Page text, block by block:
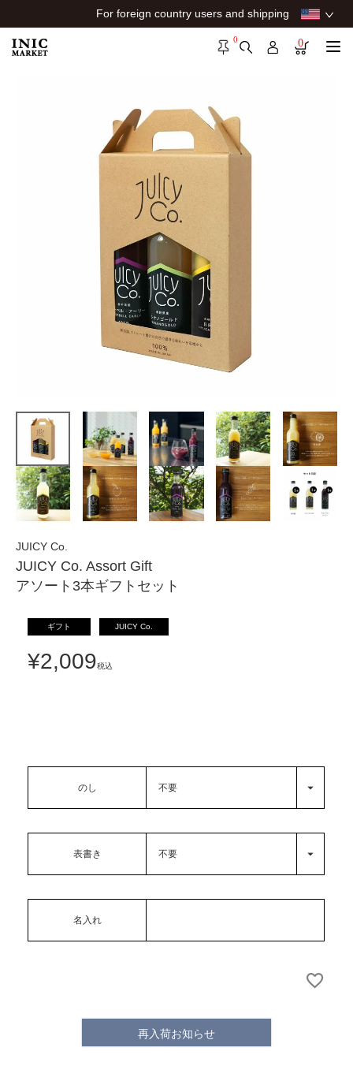
For foreign country users and shipping
0 0
JUICY Co.
JUICY Co. Assort Gift
アソート3本ギフトセット
ギフト JUICY Co.
¥2,009税込
のし
表書き
名入れ
再入荷お知らせ